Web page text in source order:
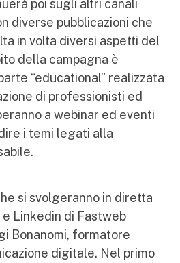
poi sugli altri canali
diverse pubblicazioni che
in volta diversi aspetti del
della campagna è
“educational” realizzata
di professionisti ed
a webinar ed eventi
i temi legati alla
si svolgeranno in diretta
Linkedin di Fastweb
Bonanomi, formatore
digitale. Nel primo